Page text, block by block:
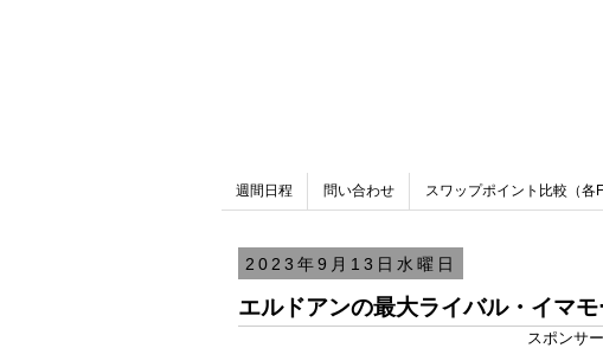
週間日程 問い合わせ スワップポイント比較（各
2023年9月13日水曜日
エルドアンの最大ライバル・イマ
スポンサ